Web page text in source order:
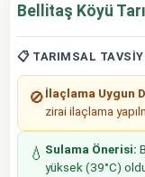
Bellitaş Köyü
📋 TARIMSAL
🚫 İlaçlama Uygun
zirai ilaçlama
💧 Sulama Önerisi:
yüksek (39°C)